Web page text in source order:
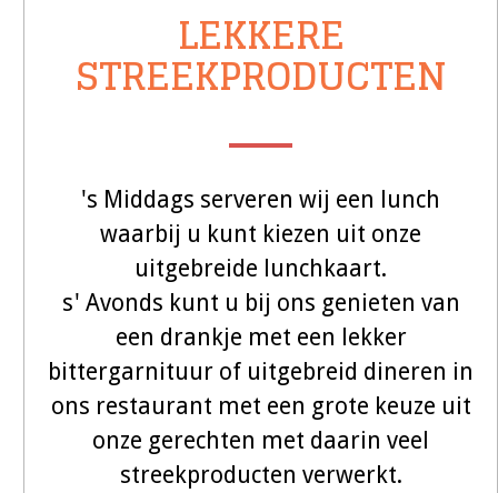
LEKKERE
STREEKPRODUCTEN
's Middags serveren wij een lunch
waarbij u kunt kiezen uit onze
uitgebreide lunchkaart.
s' Avonds kunt u bij ons genieten van
een drankje met een lekker
bittergarnituur of uitgebreid dineren in
ons restaurant met een grote keuze uit
onze gerechten met daarin veel
streekproducten verwerkt.